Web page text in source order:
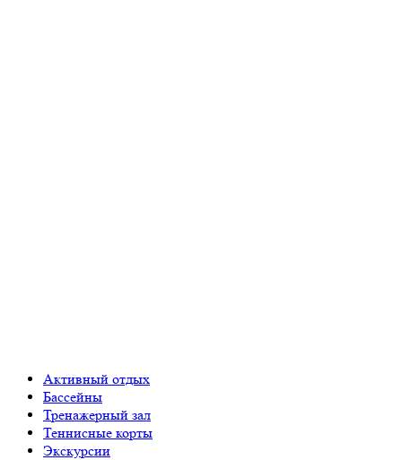
Активный отдых
Бассейны
Тренажерный зал
Теннисные корты
Экскурсии